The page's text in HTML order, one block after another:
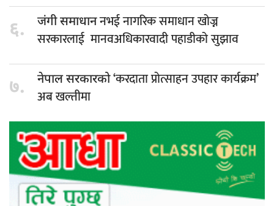
६. जंगी समाधाननभई नागरिक समाधान खोज्न
सरकारलाई मानवअधिकारवादी पहाडीको सुझाव
७. नेपाल सरकारको‘करदाता प्रोत्साहन उपहार कार्यक्रम’
अब खल्तीमा